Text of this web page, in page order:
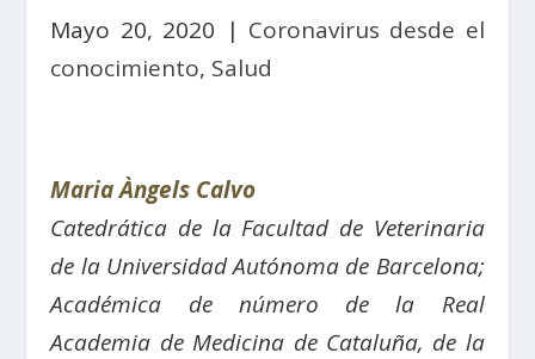
Mayo 20, 2020 | Coronavirus desde el
conocimiento, Salud
Maria Àngels Calvo
Catedrática de la Facultad de Veterinaria
de la Universidad Autónoma de Barcelona;
Académica de número de la Real
Academia de Medicina de Cataluña, de la